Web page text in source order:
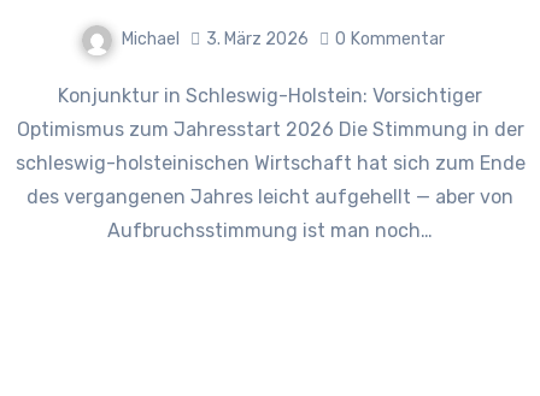
Michael 3. März 2026 0 Kommentar
Konjunktur in Schleswig-Holstein: Vorsichtiger
Optimismus zum Jahresstart 2026 Die Stimmung in der
schleswig-holsteinischen Wirtschaft hat sich zum Ende
des vergangenen Jahres leicht aufgehellt — aber von
Aufbruchsstimmung ist man noch…